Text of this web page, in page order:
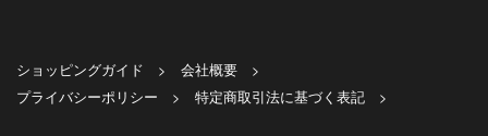
ショッピングガイド >
会社概要 >
プライバシーポリシー >
特定商取引法に基づく表記 >